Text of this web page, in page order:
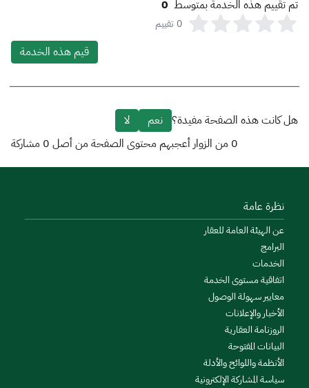
تم تقييم هذه الخدمة بمتوسط 0
0 تقييم
قيم هذه الخدمة
هل كانت هذه الصفحة مفيدة؟ نعم
لا
0 من الزوار أعجبهم محتوى الصفحة من أصل 0 مشاركة
نظرة عامة
عن الهيئة العامة للعقار
البرامج
الخدمات
اتفاقية مستوى الخدمة
معايير سهولة الوصول
الأخبار والإعلانات
الروزنامة العقارية
البيانات المفتوحة
الأنظمة واللوائح والأدلة
سياسة المشاركة الإلكترونية